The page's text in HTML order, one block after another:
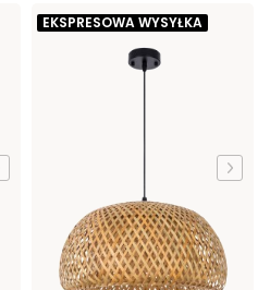
EKSPRESOWA WYSYŁKA